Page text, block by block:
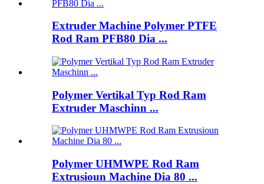
Extruder Machine Polymer PTFE
Rod Ram PFB80 Dia ...
Polymer Vertikal Typ Rod Ram
Extruder Maschinn ...
Polymer UHMWPE Rod Ram
Extrusioun Machine Dia 80 ...